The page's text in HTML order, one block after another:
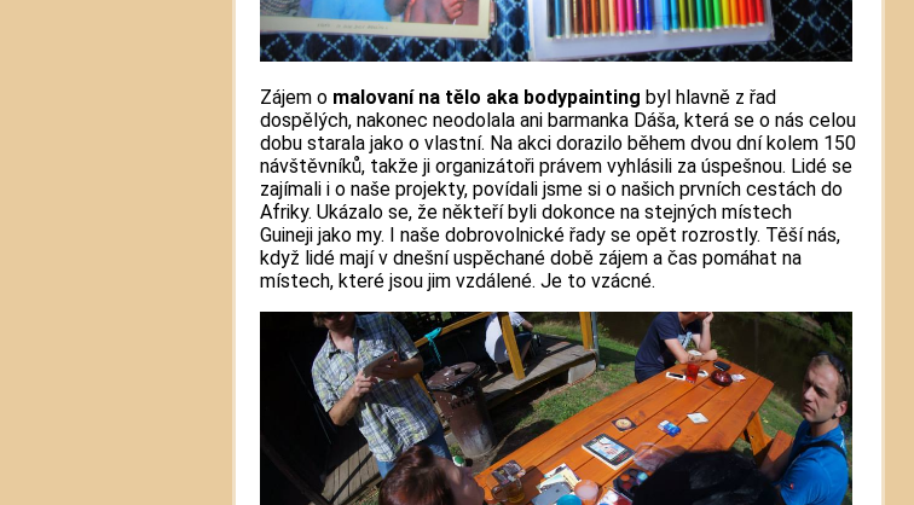
Zájem o malovaní na tělo aka bodypainting byl hlavně z řad
dospělých, nakonec neodolala ani barmanka Dáša, která se o nás celou
dobu starala jako o vlastní. Na akci dorazilo během dvou dní kolem 150
návštěvníků, takže ji organizátoři právem vyhlásili za úspešnou. Lidé se
zajímali i o naše projekty, povídali jsme si o našich prvních cestách do
Afriky. Ukázalo se, že někteří byli dokonce na stejných místech
Guineji jako my. I naše dobrovolnické řady se opět rozrostly. Těší nás,
když lidé mají v dnešní uspěchané době zájem a čas pomáhat na
místech, které jsou jim vzdálené. Je to vzácné.